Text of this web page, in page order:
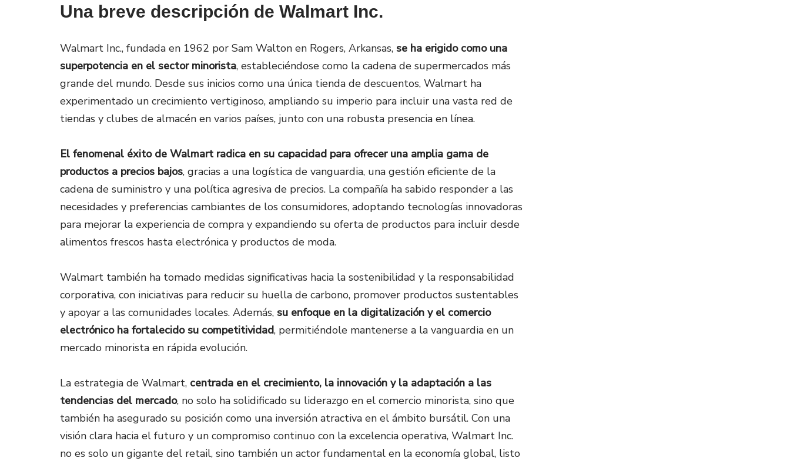
Una breve descripción de Walmart Inc.
Walmart Inc., fundada en 1962 por Sam Walton en Rogers, Arkansas, se ha erigido como una
superpotencia en el sector minorista, estableciéndose como la cadena de supermercados más
grande del mundo. Desde sus inicios como una única tienda de descuentos, Walmart ha
experimentado un crecimiento vertiginoso, ampliando su imperio para incluir una vasta red de
tiendas y clubes de almacén en varios países, junto con una robusta presencia en línea.
El fenomenal éxito de Walmart radica en su capacidad para ofrecer una amplia gama de
productos a precios bajos, gracias a una logística de vanguardia, una gestión eficiente de la
cadena de suministro y una política agresiva de precios. La compañía ha sabido responder a las
necesidades y preferencias cambiantes de los consumidores, adoptando tecnologías innovadoras
para mejorar la experiencia de compra y expandiendo su oferta de productos para incluir desde
alimentos frescos hasta electrónica y productos de moda.
Walmart también ha tomado medidas significativas hacia la sostenibilidad y la responsabilidad
corporativa, con iniciativas para reducir su huella de carbono, promover productos sustentables
y apoyar a las comunidades locales. Además, su enfoque en la digitalización y el comercio
electrónico ha fortalecido su competitividad, permitiéndole mantenerse a la vanguardia en un
mercado minorista en rápida evolución.
La estrategia de Walmart, centrada en el crecimiento, la innovación y la adaptación a las
tendencias del mercado, no solo ha solidificado su liderazgo en el comercio minorista, sino que
también ha asegurado su posición como una inversión atractiva en el ámbito bursátil. Con una
visión clara hacia el futuro y un compromiso continuo con la excelencia operativa, Walmart Inc.
no es solo un gigante del retail, sino también un actor fundamental en la economía global, listo